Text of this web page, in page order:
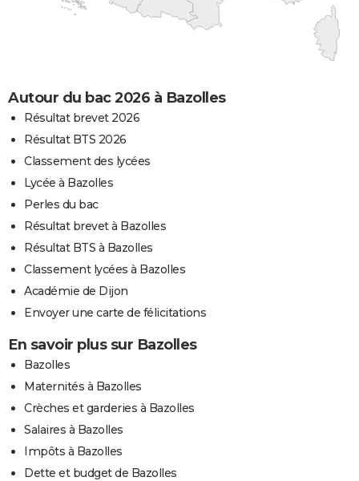
Autour du bac 2026 à Bazolles
Résultat brevet 2026
Résultat BTS 2026
Classement des lycées
Lycée à Bazolles
Perles du bac
Résultat brevet à Bazolles
Résultat BTS à Bazolles
Classement lycées à Bazolles
Académie de Dijon
Envoyer une carte de félicitations
En savoir plus sur Bazolles
Bazolles
Maternités à Bazolles
Crèches et garderies à Bazolles
Salaires à Bazolles
Impôts à Bazolles
Dette et budget de Bazolles